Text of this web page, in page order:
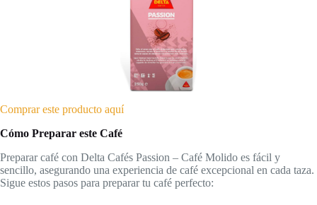
Comprar este producto aquí
Cómo Preparar este Café
Preparar café con Delta Cafés Passion – Café Molido es fácil y
sencillo, asegurando una experiencia de café excepcional en cada taza.
Sigue estos pasos para preparar tu café perfecto: